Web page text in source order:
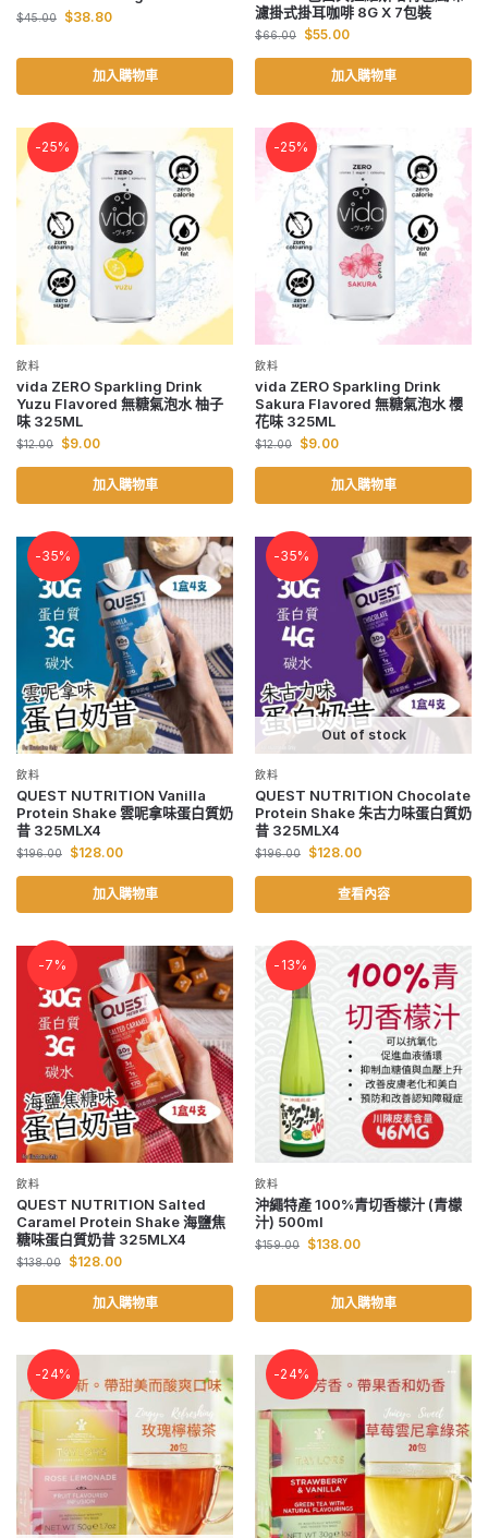
$45.00 $38.80
加入購物車
濾掛式掛耳咖啡 8G X 7包裝
$66.00 $55.00
加入購物車
-25%
飲料
vida ZERO Sparkling Drink
Yuzu Flavored 無糖氣泡水 柚子
味 325ML
$12.00 $9.00
加入購物車
-25%
飲料
vida ZERO Sparkling Drink
Sakura Flavored 無糖氣泡水 櫻
花味 325ML
$12.00 $9.00
加入購物車
-35%
飲料
QUEST NUTRITION Vanilla
Protein Shake 雲呢拿味蛋白質奶
昔 325MLX4
$196.00 $128.00
加入購物車
-35%
Out of stock
飲料
QUEST NUTRITION Chocolate
Protein Shake 朱古力味蛋白質奶
昔 325MLX4
$196.00 $128.00
查看內容
-7%
飲料
QUEST NUTRITION Salted
Caramel Protein Shake 海鹽焦
糖味蛋白質奶昔 325MLX4
$138.00 $128.00
加入購物車
-13%
飲料
沖繩特產 100%青切香檬汁 (青檬
汁) 500ml
$159.00 $138.00
加入購物車
-24% -24%